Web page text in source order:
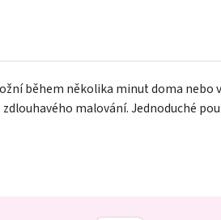
během několika minut doma nebo
malování. Jednoduché